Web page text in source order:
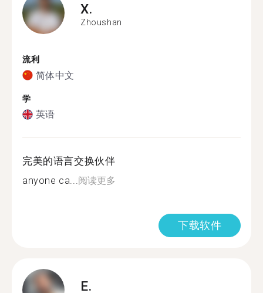
X.
Zhoushan
流利
简体中文
学
英语
完美的语言交换伙伴
anyone ca...阅读更多
下载软件
E.